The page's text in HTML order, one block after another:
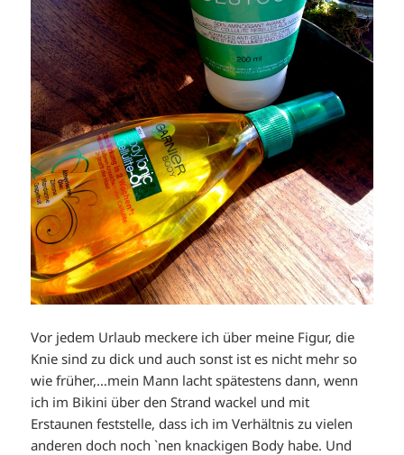
Vor jedem Urlaub meckere ich über meine Figur, die
Knie sind zu dick und auch sonst ist es nicht mehr so
wie früher,…mein Mann lacht spätestens dann, wenn
ich im Bikini über den Strand wackel und mit
Erstaunen feststelle, dass ich im Verhältnis zu vielen
anderen doch noch `nen knackigen Body habe. Und